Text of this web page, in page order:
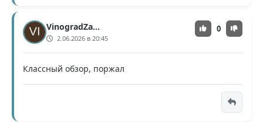
VinogradZamerz
2.06.2026 в 20:45
0
Классный обзор, поржал